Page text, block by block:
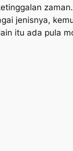
jenisnya,
itu ada pula